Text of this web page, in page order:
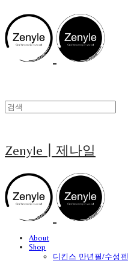
Zenyle┃제나일
About
Shop
디킨스 만년필/수성펜